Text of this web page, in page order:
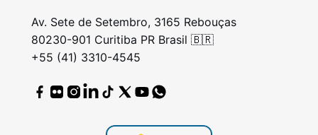
Av. Sete de Setembro, 3165 Rebouças
80230-901 Curitiba PR Brasil 🇧🇷
+55 (41) 3310-4545